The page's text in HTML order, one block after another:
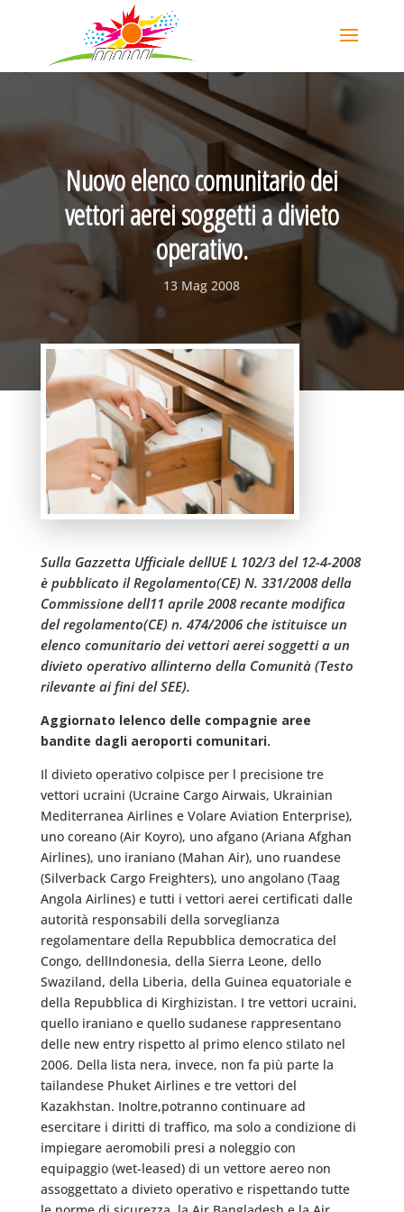
Nuovo elenco comunitario dei
vettori aerei soggetti a divieto
operativo.
13 Mag 2008
Sulla Gazzetta Ufficiale dellUE L 102/3 del 12-4-2008
è pubblicato il Regolamento(CE) N. 331/2008 della
Commissione dell11 aprile 2008 recante modifica
del regolamento(CE) n. 474/2006 che istituisce un
elenco comunitario dei vettori aerei soggetti a un
divieto operativo allinterno della Comunità (Testo
rilevante ai fini del SEE).
Aggiornato lelenco delle compagnie aree
bandite dagli aeroporti comunitari.
Il divieto operativo colpisce per l precisione tre
vettori ucraini (Ucraine Cargo Airwais, Ukrainian
Mediterranea Airlines e Volare Aviation Enterprise),
uno coreano (Air Koyro), uno afgano (Ariana Afghan
Airlines), uno iraniano (Mahan Air), uno ruandese
(Silverback Cargo Freighters), uno angolano (Taag
Angola Airlines) e tutti i vettori aerei certificati dalle
autorità responsabili della sorveglianza
regolamentare della Repubblica democratica del
Congo, dellIndonesia, della Sierra Leone, dello
Swaziland, della Liberia, della Guinea equatoriale e
della Repubblica di Kirghizistan. I tre vettori ucraini,
quello iraniano e quello sudanese rappresentano
delle new entry rispetto al primo elenco stilato nel
2006. Della lista nera, invece, non fa più parte la
tailandese Phuket Airlines e tre vettori del
Kazakhstan. Inoltre,potranno continuare ad
esercitare i diritti di traffico, ma solo a condizione di
impiegare aeromobili presi a noleggio con
equipaggio (wet-leased) di un vettore aereo non
assoggettato a divieto operativo e rispettando tutte